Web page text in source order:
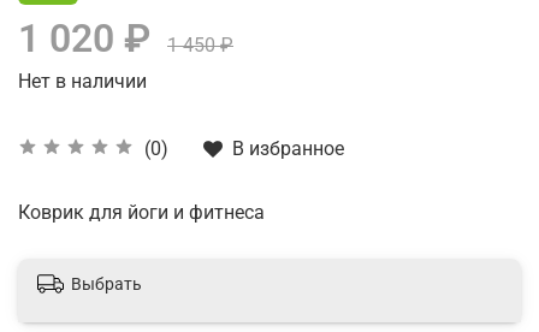
(0) В избранное
1 020 ₽
1 450 ₽
Нет в наличии
Коврик для йоги и фитнеса
Выбрать